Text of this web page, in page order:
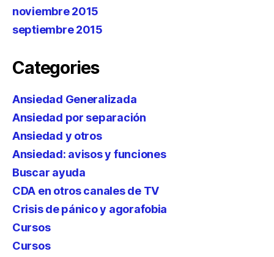
noviembre 2015
septiembre 2015
Categories
Ansiedad Generalizada
Ansiedad por separación
Ansiedad y otros
Ansiedad: avisos y funciones
Buscar ayuda
CDA en otros canales de TV
Crisis de pánico y agorafobia
Cursos
Cursos